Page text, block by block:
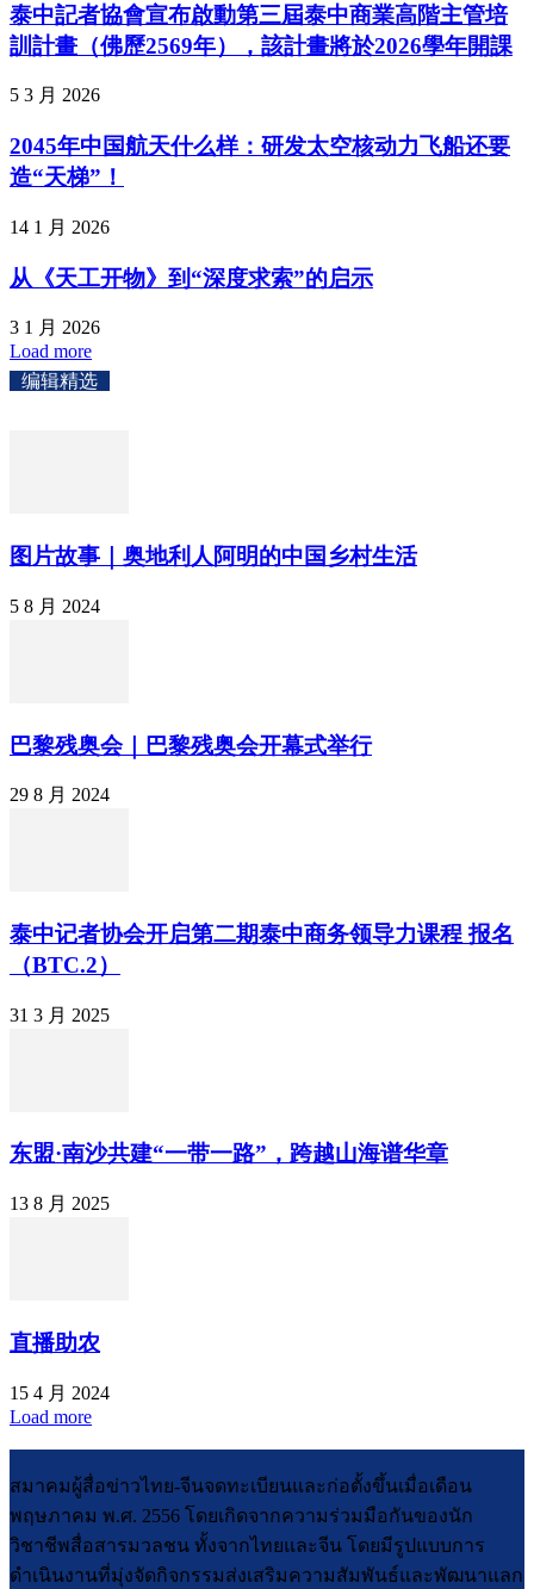
泰中記者協會宣布啟動第三屆泰中商業高階主管培
訓計畫（佛歷2569年），該計畫將於2026學年開課
5 3 月 2026
2045年中国航天什么样：研发太空核动力飞船还要
造“天梯”！
14 1 月 2026
从《天工开物》到“深度求索”的启示
3 1 月 2026
Load more
编辑精选
图片故事｜奥地利人阿明的中国乡村生活
5 8 月 2024
巴黎残奥会｜巴黎残奥会开幕式举行
29 8 月 2024
泰中记者协会开启第二期泰中商务领导力课程 报名
（BTC.2）
31 3 月 2025
东盟·南沙共建“一带一路”，跨越山海谱华章
13 8 月 2025
直播助农
15 4 月 2024
Load more
สมาคมผู้สื่อข่าวไทย-จีนจดทะเบียนและก่อตั้งขึ้นเมื่อเดือน
พฤษภาคม พ.ศ. 2556 โดยเกิดจากความร่วมมือกันของนัก
วิชาชีพสื่อสารมวลชน ทั้งจากไทยและจีน โดยมีรูปแบบการ
ดำเนินงานที่มุ่งจัดกิจกรรมส่งเสริมความสัมพันธ์และพัฒนาแลก